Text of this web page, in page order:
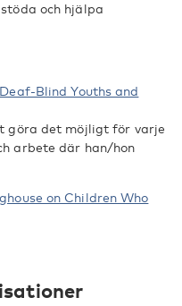
och hjälpa
Blind Youths and
göra det möjligt för varje
arbete där han/hon
on Children Who